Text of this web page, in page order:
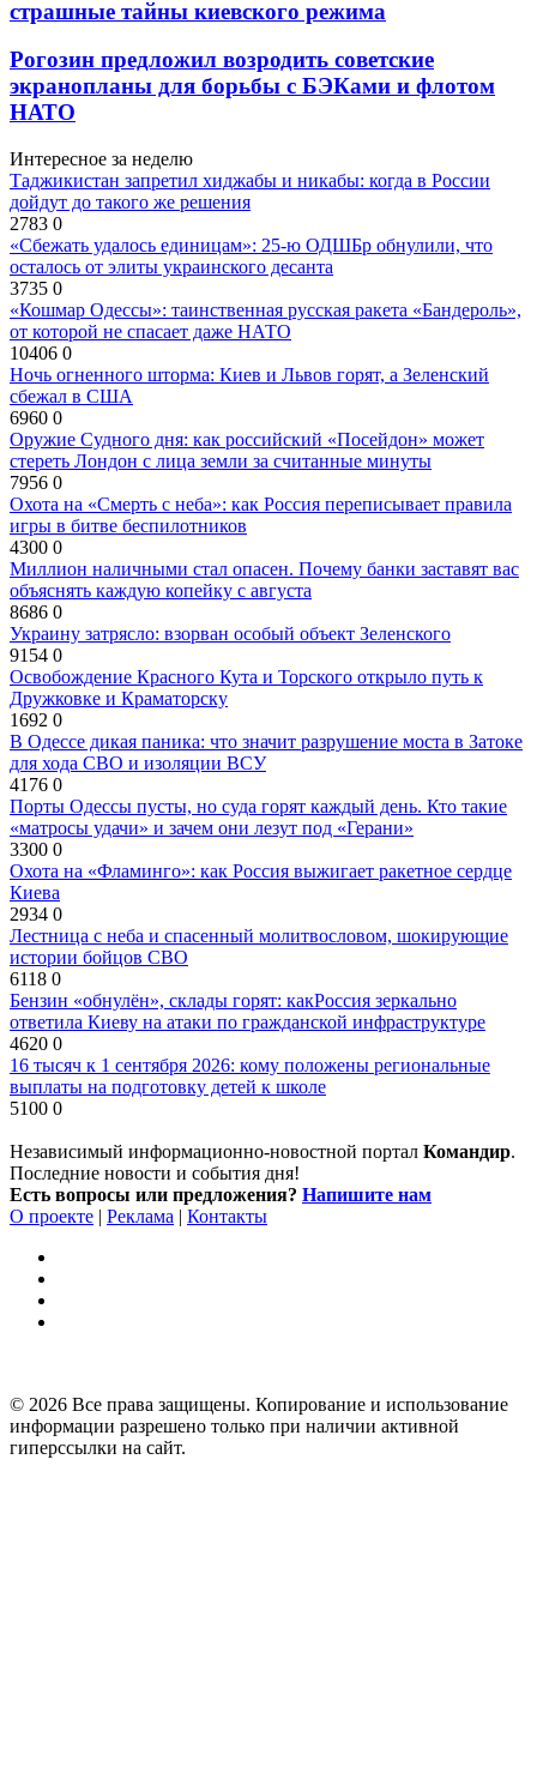
страшные тайны киевского режима
Рогозин предложил возродить советские
экранопланы для борьбы с БЭКами и флотом
НАТО
Интересное за неделю
Таджикистан запретил хиджабы и никабы: когда в России
дойдут до такого же решения
2783 0
«Сбежать удалось единицам»: 25-ю ОДШБр обнулили, что
осталось от элиты украинского десанта
3735 0
«Кошмар Одессы»: таинственная русская ракета «Бандероль»,
от которой не спасает даже НАТО
10406 0
Ночь огненного шторма: Киев и Львов горят, а Зеленский
сбежал в США
6960 0
Оружие Судного дня: как российский «Посейдон» может
стереть Лондон с лица земли за считанные минуты
7956 0
Охота на «Смерть с неба»: как Россия переписывает правила
игры в битве беспилотников
4300 0
Миллион наличными стал опасен. Почему банки заставят вас
объяснять каждую копейку с августа
8686 0
Украину затрясло: взорван особый объект Зеленского
9154 0
Освобождение Красного Кута и Торского открыло путь к
Дружковке и Краматорску
1692 0
В Одессе дикая паника: что значит разрушение моста в Затоке
для хода СВО и изоляции ВСУ
4176 0
Порты Одессы пусты, но суда горят каждый день. Кто такие
«матросы удачи» и зачем они лезут под «Герани»
3300 0
Охота на «Фламинго»: как Россия выжигает ракетное сердце
Киева
2934 0
Лестница с неба и спасенный молитвословом, шокирующие
истории бойцов СВО
6118 0
Бензин «обнулён», склады горят: какРоссия зеркально
ответила Киеву на атаки по гражданской инфраструктуре
4620 0
16 тысяч к 1 сентября 2026: кому положены региональные
выплаты на подготовку детей к школе
5100 0
Независимый информационно-новостной портал Командир.
Последние новости и события дня!
Есть вопросы или предложения? Напишите нам
О проекте | Реклама | Контакты
© 2026 Все права защищены. Копирование и использование
информации разрешено только при наличии активной
гиперссылки на сайт.